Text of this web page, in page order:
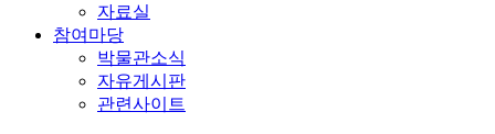
자료실
참여마당
박물관소식
자유게시판
관련사이트